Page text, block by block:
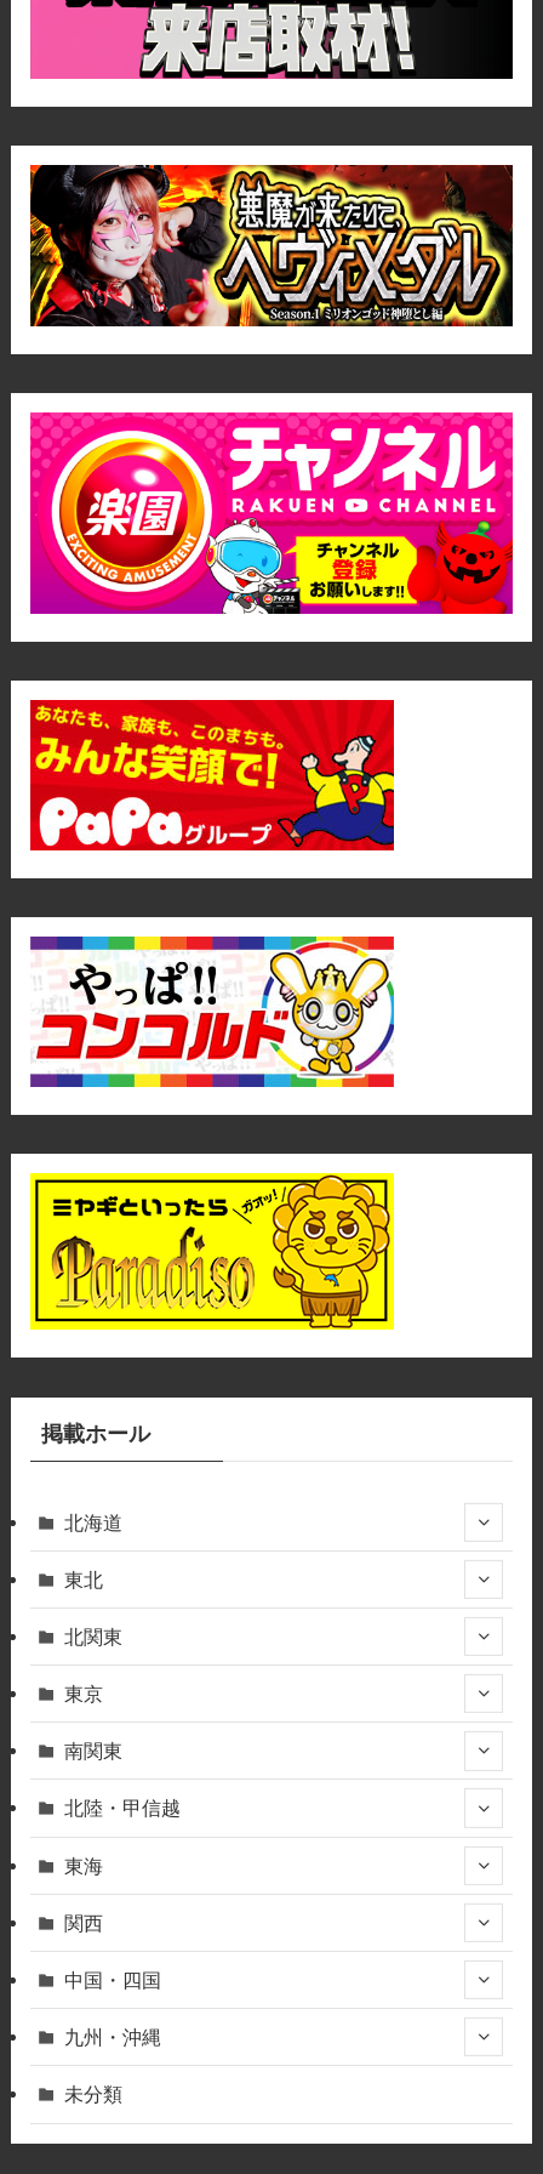
掲載ホール
北海道
東北
北関東
東京
南関東
北陸・甲信越
東海
関西
中国・四国
九州・沖縄
未分類